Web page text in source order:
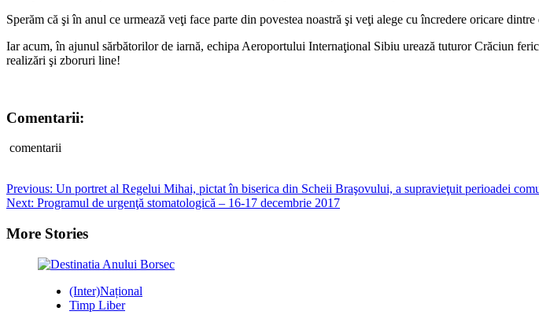
Sperăm că şi în anul ce urmează veţi face parte din povestea noastră şi veţi alege cu încredere oricare
Iar acum, în ajunul sărbătorilor de iarnă, echipa Aeroportului Internaţional Sibiu urează tuturor Crăciun
realizări şi zboruri line!
Comentarii:
comentarii
Post
navigation
Previous: Un portret al Regelui Mihai, pictat în biserica din Scheii Braşovului, a supravieţuit perioadei
Next: Programul de urgenţă stomatologică – 16-17 decembrie 2017
More Stories
(Inter)Național
Timp Liber